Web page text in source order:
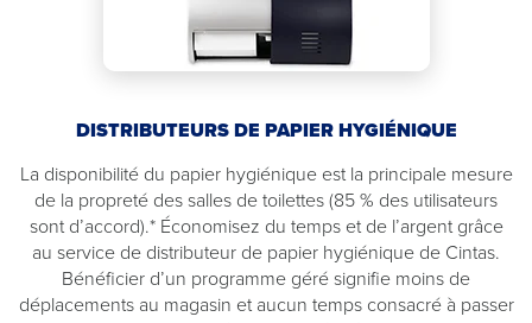
DISTRIBUTEURS DE PAPIER HYGIÉNIQUE
La disponibilité du papier hygiénique est la principale mesure
de la propreté des salles de toilettes (85 % des utilisateurs
sont d’accord).* Économisez du temps et de l’argent grâce
au service de distributeur de papier hygiénique de Cintas.
Bénéficier d’un programme géré signifie moins de
déplacements au magasin et aucun temps consacré à passer